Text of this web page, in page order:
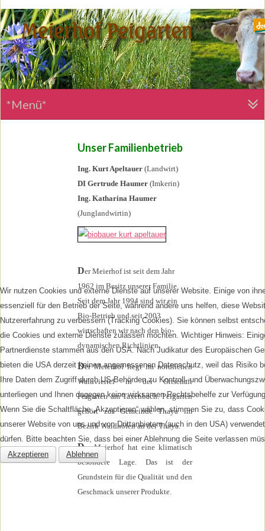
*Menü*
Unser Familienbetrieb
Ing. Kurt Apeltauer (Landwirt)
DI Gertrude Haumer (Imkerin)
Ing. Katharina Haumer
(Junglandwirtin)
Der Meierhof ist seit dem Jahr
1962 im Besitz unserer Familie.
Seit dem Jahr 1994 sind wir ein
Bio-Betrieb und seit 2003
wirtschaften wir nach den bio-
dynamischen Richtlinien.
Der Meierhof liegt im nördlichen
Waldviertel in der Ortschaft
Peigarten am Taxenbach. Peigarten
gehört zur Gemeinde Thaya im
Bezirk Waidhofen an der Thaya.
Der Meierhof hat eine klimatisch
besondere Lage. Das ist der
Grundstein für die Qualität und den
Geschmack unserer Produkte.
Wir nutzen Cookies und externe Dienste auf unserer Website. Einige von
essenziell für den Betrieb der Seite, während andere uns helfen, diese
Nutzererfahrung zu verbessern (Tracking Cookies). Sie können selbst
die Cookies und externe Dienste zulassen möchten. Wichtiger Hinweis:
Partnerdienste stammen aus den USA. Nach Judikatur des Europäischen
bieten die USA derzeit keinen angemessenen Datenschutz, weil das Risiko
Ihre Daten dem Zugriff durch US-Behörden zu Kontroll- und
unterliegen und Ihnen dagegen keine wirksamen Rechtsbehelfe zur
Wenn Sie die Schaltfläche „Akzeptieren“ wählen, stimmen Sie zu, dass
unserer Website von uns und von Drittanbietern (auch in den USA)
dürfen. Bitte beachten Sie, dass bei einer Ablehnung die Seite verlassen
Akzeptieren
Ablehnen